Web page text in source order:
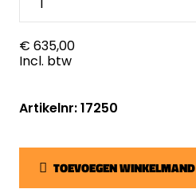
€ 635,00
Incl. btw
Artikelnr: 17250
TOEVOEGEN WINKELMAND